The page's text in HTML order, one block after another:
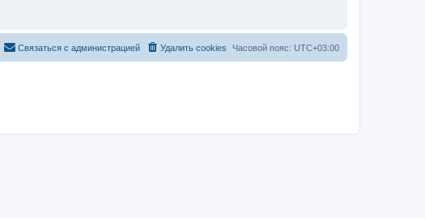
Часовой пояс: UTC+03:00
Удалить cookies
Связаться с администрацией